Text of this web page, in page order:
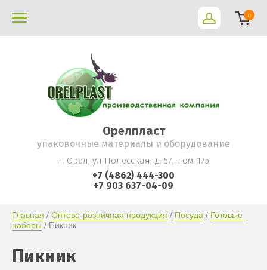
0
Орелпласт
упаковочные материалы и оборудование
г. Орел, ул Полесская, д. 57, пом. 175
+7 (4862) 444-300
+7 903 637-04-09
Главная / Оптово-розничная продукция / Посуда / Готовые
наборы / Пикник
Пикник